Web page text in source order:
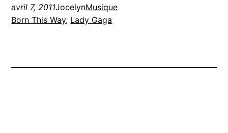
avril 7, 2011JocelynMusique
Born This Way, Lady Gaga